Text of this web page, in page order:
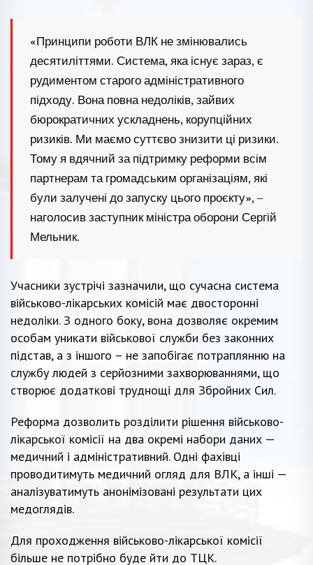
«Принципи роботи ВЛК не змінювались
десятиліттями. Система, яка існує зараз, є
рудиментом старого адміністративного
підходу. Вона повна недоліків, зайвих
бюрократичних ускладнень, корупційних
ризиків. Ми маємо суттєво знизити ці ризики.
Тому я вдячний за підтримку реформи всім
партнерам та громадським організаціям, які
були залучені до запуску цього проєкту», –
наголосив заступник міністра оборони Сергій
Мельник.
Учасники зустрічі зазначили, що сучасна система
військово-лікарських комісій має двосторонні
недоліки. З одного боку, вона дозволяє окремим
особам уникати військової служби без законних
підстав, а з іншого – не запобігає потраплянню на
службу людей з серйозними захворюваннями, що
створює додаткові труднощі для Збройних Сил.
Реформа дозволить розділити рішення військово-
лікарської комісії на два окремі набори даних —
медичний і адміністративний. Одні фахівці
проводитимуть медичний огляд для ВЛК, а інші —
аналізуватимуть анонімізовані результати цих
медоглядів.
Для проходження військово-лікарської комісії
більше не потрібно буде йти до ТЦК.